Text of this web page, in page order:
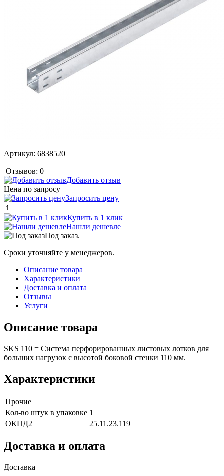
Артикул: 6838520
Отзывов: 0
Добавить отзыв
Цена по запросу
Запросить цену
Купить в 1 клик
Нашли дешевле
Под заказ.
Сроки уточняйте у менеджеров.
Описание товара
Характеристики
Доставка и оплата
Отзывы
Услуги
Описание товара
SKS 110 = Система перфорированных листовых лотков для
больших нагрузок с высотой боковой стенки 110 мм.
Характеристики
Прочие
Кол-во штук в упаковке 1
ОКПД2
25.11.23.119
Доставка и оплата
Доставка